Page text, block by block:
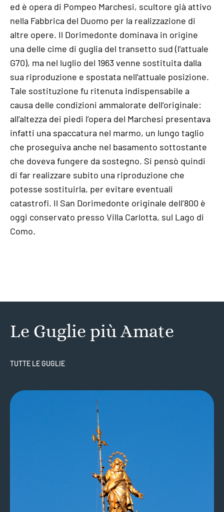
ed è opera di Pompeo Marchesi, scultore già attivo
nella Fabbrica del Duomo per la realizzazione di
altre opere. Il Dorimedonte dominava in origine
una delle cime di guglia del transetto sud (l’attuale
G70), ma nel luglio del 1963 venne sostituita dalla
sua riproduzione e spostata nell’attuale posizione.
Tale sostituzione fu ritenuta indispensabile a
causa delle condizioni ammalorate dell’originale:
all’altezza dei piedi l’opera del Marchesi presentava
infatti una spaccatura nel marmo, un lungo taglio
che proseguiva anche nel basamento sottostante
che doveva fungere da sostegno. Si pensò quindi
di far realizzare subito una riproduzione che
potesse sostituirla, per evitare eventuali
catastrofi. Il San Dorimedonte originale dell’800 è
oggi conservato presso Villa Carlotta, sul Lago di
Como.
Le Guglie più Amate
TUTTE LE GUGLIE